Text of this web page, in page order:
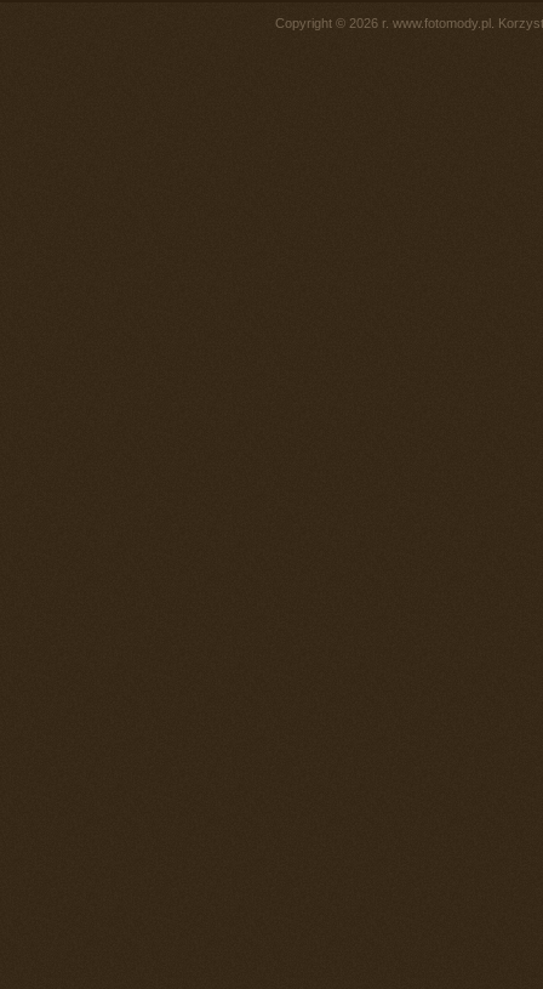
Copyright © 2026 r. www.fotomody.pl.